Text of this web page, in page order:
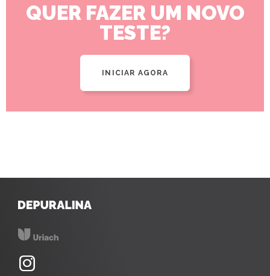
QUER FAZER UM NOVO
TESTE?
INICIAR AGORA